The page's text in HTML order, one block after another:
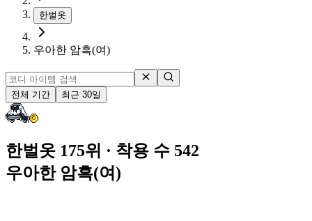
한벌옷
우아한 암흑(여)
전체 기간 최근 30일
한벌옷 175위 · 착용 수 542
우아한 암흑(여)